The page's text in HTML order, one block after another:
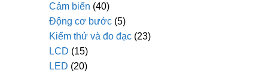
Cảm biến (40)
Động cơ bước (5)
Kiểm thử và đo đạc (23)
LCD (15)
LED (20)